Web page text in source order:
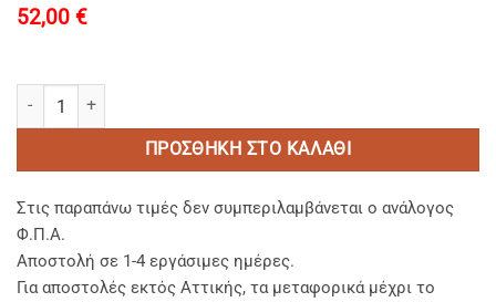
52,00 €
SEA & SKY ECONOMY - MIXT Σαμπουαν & Αφρολουτρο μαζι
ΠΡΟΣΘΉΚΗ ΣΤΟ ΚΑΛΆΘΙ
Στις παραπάνω τιμές δεν συμπεριλαμβάνεται ο ανάλογος
Φ.Π.Α.
Αποστολή σε 1-4 εργάσιμες ημέρες.
Για αποστολές εκτός Αττικής, τα μεταφορικά μέχρι το